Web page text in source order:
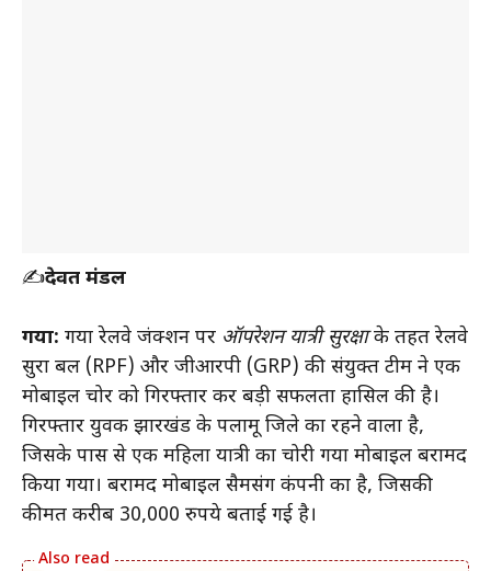
✍️देवब्रत मंडल
गया: गया रेलवे जंक्शन पर ऑपरेशन यात्री सुरक्षाके तहत रेलवे
सुरक्षा बल (RPF) और जीआरपी (GRP) की संयुक्त टीम ने एक
मोबाइल चोर को गिरफ्तार कर बड़ी सफलता हासिल की है।
गिरफ्तार युवक झारखंड के पलामू जिले का रहने वाला है,
जिसके पास से एक महिला यात्री का चोरी गया मोबाइल बरामद
किया गया। बरामद मोबाइल सैमसंग कंपनी का है, जिसकी
कीमत करीब 30,000 रुपये बताई गई है।